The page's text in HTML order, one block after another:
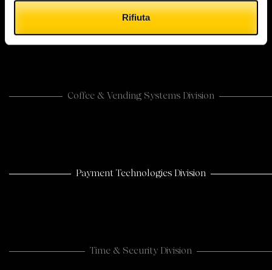
Rifiuta
Coffee & Vending Systems Division
Payment Technologies Division
Time & Security Division